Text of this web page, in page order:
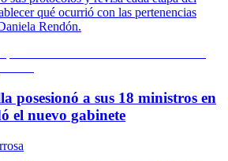
qué ocurrió con las pertenencias
Rendón.
posesionó a sus 18 ministros en
el nuevo gabinete